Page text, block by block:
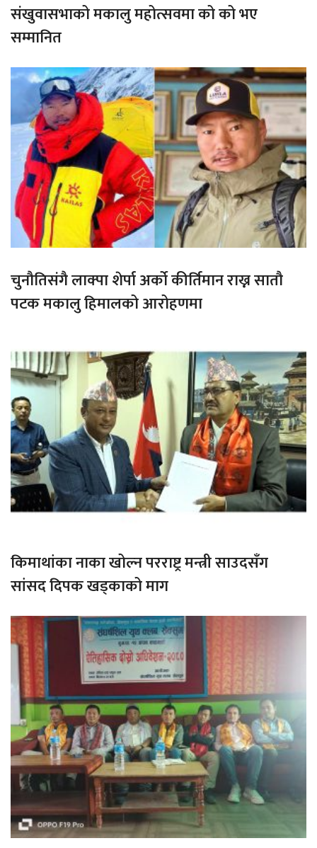
संखुवासभाको मकालु महोत्सवमा को को भए
सम्मानित
चुनौतिसंगै लाक्पा शेर्पा अर्को कीर्तिमान राख्न सातौ
पटक मकालु हिमालको आरोहणमा
किमाथांका नाका खोल्न परराष्ट्र मन्त्री साउदसँग
सांसद दिपक खड्काको माग